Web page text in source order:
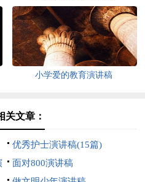
小学爱的教育演讲稿
关文章：
优秀护士演讲稿(15篇)
面对800演讲稿